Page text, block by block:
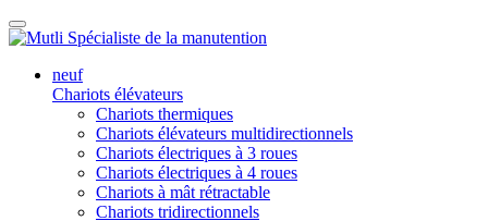
neuf
Chariots élévateurs
Chariots thermiques
Chariots élévateurs multidirectionnels
Chariots électriques à 3 roues
Chariots électriques à 4 roues
Chariots à mât rétractable
Chariots tridirectionnels